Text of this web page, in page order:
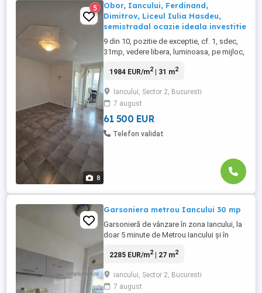
8
5
Obor, Iancului, Ferdinand,
Dimitrov, Liceul Iulia Hasdeu,
semistradal ocazie ideala investitie
9 din 10, pozitie de exceptie, cf. 1, sdec,
31mp, vedere libera, luminoasa, pe mijloc,
reabilitat termic, 6 lifturi, bucatarie
spalat, gresie, faianta, termopan, usa
metalica, aer conditionat, boiler electric,
cadastru si intabulare, ...
1984 EUR/m2| 31 m2
Iancului, Sector 2, Bucuresti
7 august
61 500 EUR
Telefon validat
Garsoniera metrou Iancului 30 mp
Garsonieră de vânzare în zona Iancului, la
doar 5 minute de Metrou Iancului și în
Hasdeu”. 30 mp, etaj 9/10, bloc reabilitat
compartimentată. Zonă foarte bună, cu
acces rapid la transport, magazine, școli
2285 EUR/m2| 27 m2
iancului, Sector 2, Bucuresti
7 august